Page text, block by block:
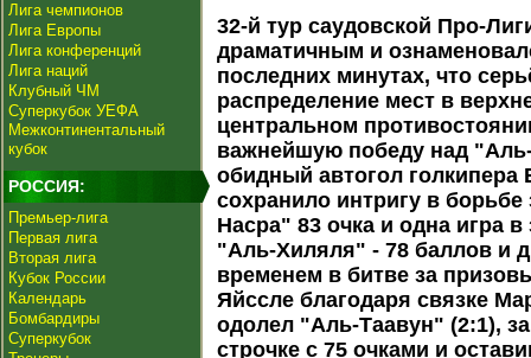
Лига чемпионов
Лига Европы
Лига конференций
Лига наций
Клубный ЧМ
Суперкубок УЕФА
Межконтинентальный
кубок
РОССИЯ:
Премьер-лига
Первая лига
Вторая лига
Кубок России
Календарь
Бомбардиры
Суперкубок
32-й тур саудовской Про-
драматичным и
последних минутах, что
распределение мест в
центральном
важнейшую победу над
обидный автогол голкипера
сохранило интригу в
Насра" 83 очка и одна игра
"Аль-Хиляля" - 78 баллов и
временем в битве за
Яйссле благодаря связке
одолел "Аль-Таавун" (2:1),
строчке с 75 очками и